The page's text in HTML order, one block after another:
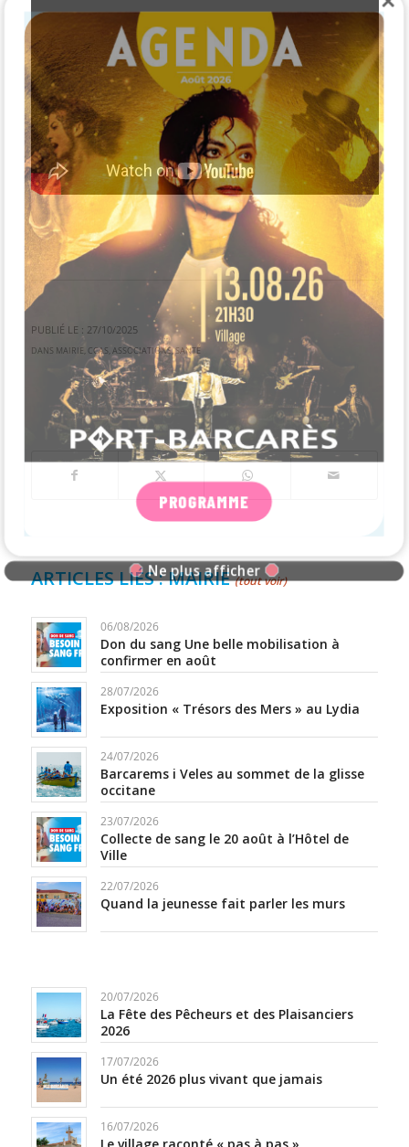
PUBLIÉ LE : 27/10/2025
DANS MAIRIE, CCAS ASSOCIATIONS,SANTÉ
ARTICLES LIÉS : MAIRIE(tout voir)
06/08/2026
Don du sang Une belle mobilisation à
confirmer en août
28/07/2026
Exposition « Trésors des Mers » au Lydia
24/07/2026
Barcarems i Veles au sommet de la glisse
occitane
23/07/2026
Collecte de sang le 20 août à l’Hôtel de
Ville
22/07/2026
Quand la jeunesse fait parler les murs
20/07/2026
La Fête des Pêcheurs et des Plaisanciers
2026
17/07/2026
Un été 2026 plus vivant que jamais
16/07/2026
Close
this
PROGRAMME